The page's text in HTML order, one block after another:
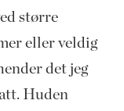
større
eller veldig
det jeg
Huden